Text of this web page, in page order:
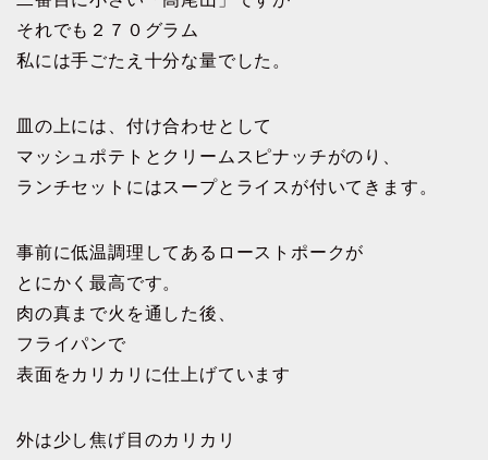
それでも２７０グラム
私には手ごたえ十分な量でした。
皿の上には、付け合わせとして
マッシュポテトとクリームスピナッチがのり、
ランチセットにはスープとライスが付いてきます。
事前に低温調理してあるローストポークが
とにかく最高です。
肉の真まで火を通した後、
フライパンで
表面をカリカリに仕上げています
外は少し焦げ目のカリカリ